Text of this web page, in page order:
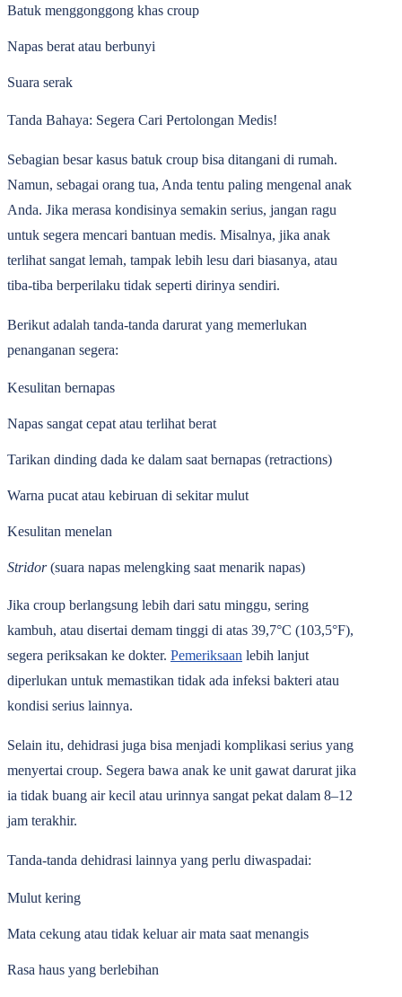
Batuk menggonggong khas croup
Napas berat atau berbunyi
Suara serak
Tanda Bahaya: Segera Cari Pertolongan Medis!
Sebagian besar kasus batuk croup bisa ditangani di rumah.
Namun, sebagai orang tua, Anda tentu paling mengenal anak
Anda. Jika merasa kondisinya semakin serius, jangan ragu
untuk segera mencari bantuan medis. Misalnya, jika anak
terlihat sangat lemah, tampak lebih lesu dari biasanya, atau
tiba-tiba berperilaku tidak seperti dirinya sendiri.
Berikut adalah tanda-tanda darurat yang memerlukan
penanganan segera:
Kesulitan bernapas
Napas sangat cepat atau terlihat berat
Tarikan dinding dada ke dalam saat bernapas (retractions)
Warna pucat atau kebiruan di sekitar mulut
Kesulitan menelan
Stridor(suara napas melengking saat menarik napas)
Jika croup berlangsung lebih dari satu minggu, sering
kambuh, atau disertai demam tinggi di atas 39,7°C (103,5°F),
segera periksakan ke dokter. Pemeriksaan lebih lanjut
diperlukan untuk memastikan tidak ada infeksi bakteri atau
kondisi serius lainnya.
Selain itu, dehidrasi juga bisa menjadi komplikasi serius yang
menyertai croup. Segera bawa anak ke unit gawat darurat jika
ia tidak buang air kecil atau urinnya sangat pekat dalam 8–12
jam terakhir.
Tanda-tanda dehidrasi lainnya yang perlu diwaspadai:
Mulut kering
Mata cekung atau tidak keluar air mata saat menangis
Rasa haus yang berlebihan